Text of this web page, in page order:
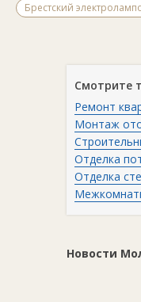
Брестский
Смотрите
Ремонт
Монтаж
Отделка
Отделка
Новости